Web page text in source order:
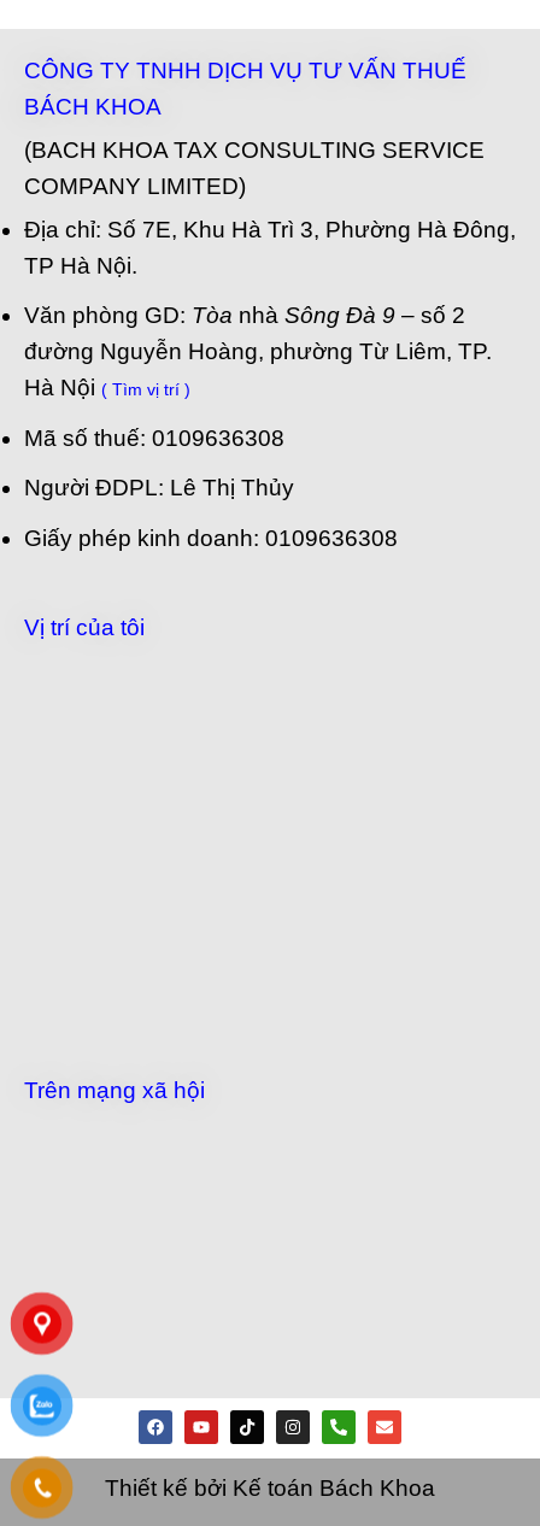
CÔNG TY TNHH DỊCH VỤ TƯ VẤN THUẾ
BÁCH KHOA
(BACH KHOA TAX CONSULTING SERVICE
COMPANY LIMITED)
Địa chỉ: Số 7E, Khu Hà Trì 3, Phường Hà Đông,
TP Hà Nội.
Văn phòng GD: Tòa nhà Sông Đà 9 – số 2
đường Nguyễn Hoàng, phường Từ Liêm, TP.
Hà Nội ( Tìm vị trí )
Mã số thuế: 0109636308
Người ĐDPL: Lê Thị Thủy
Giấy phép kinh doanh: 0109636308
Vị trí của tôi
Trên mạng xã hội
Thiết kế bởi Kế toán Bách Khoa